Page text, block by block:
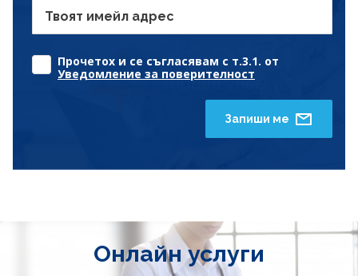
Твоят имейл адрес
Прочетох и се съгласявам с т.3.1. от
Уведомление за поверителност
Запиши ме
Онлайн услуги